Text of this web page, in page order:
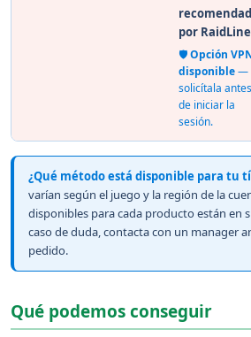
por
🛡️Opción
disponible—
solicítala antes
de iniciar la
sesión.
¿Qué método está disponible para tu
varían según el juego y la región de la
disponibles para cada producto están en
caso de duda, contacta con un manager
pedido.
Qué podemos conseguir